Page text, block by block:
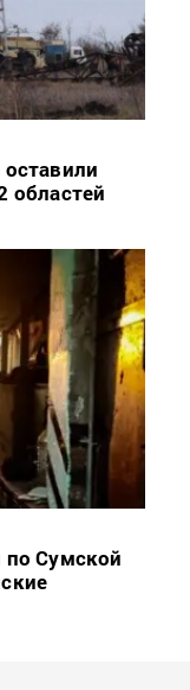
областей
по Сумской